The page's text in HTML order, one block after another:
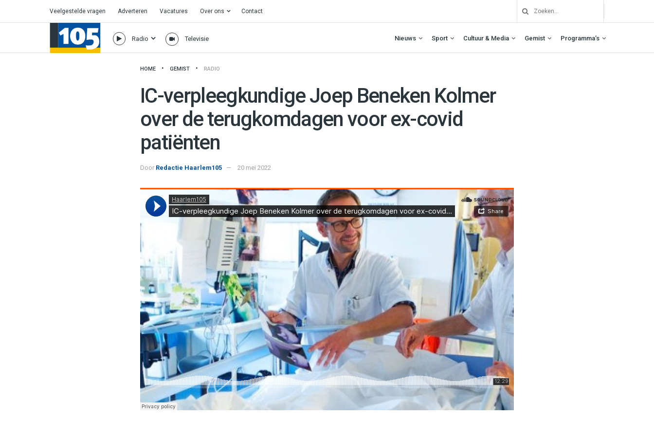
Veelgestelde vragen Adverteren Vacatures Over ons Contact
Radio Televisie Nieuws Sport Cultuur & Media Gemist Programma’s
HOME GEMIST RADIO
IC-verpleegkundige Joep Beneken Kolmer
over de terugkomdagen voor ex-covid
patiënten
Door Redactie Haarlem105 20 mei 2022
Haarlem105 ·IC-verpleegkundige Joep Beneken Kolmer over de de terugkomdagen voor ex-covid patiënten